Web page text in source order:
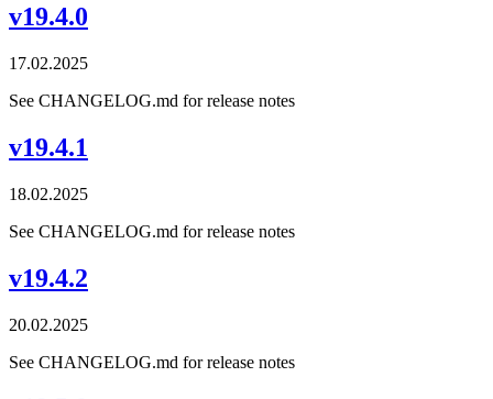
v19.4.0
17.02.2025
See CHANGELOG.md for release notes
v19.4.1
18.02.2025
See CHANGELOG.md for release notes
v19.4.2
20.02.2025
See CHANGELOG.md for release notes